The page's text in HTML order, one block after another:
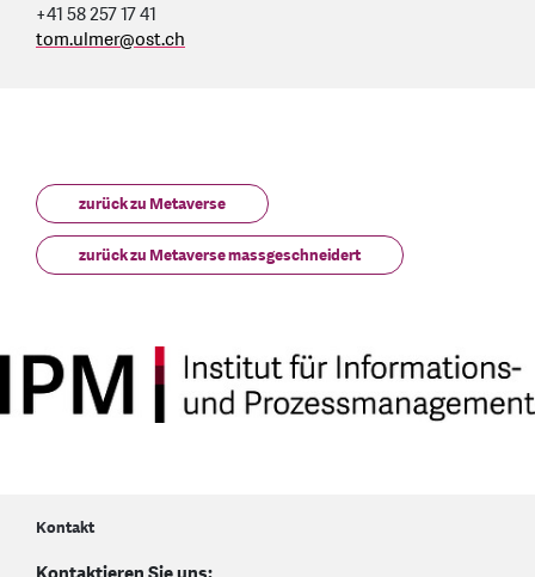
+41 58 257 17 41
tom.ulmer@ost.ch
zurück zu Metaverse
zurück zu Metaverse massgeschneidert
Kontakt